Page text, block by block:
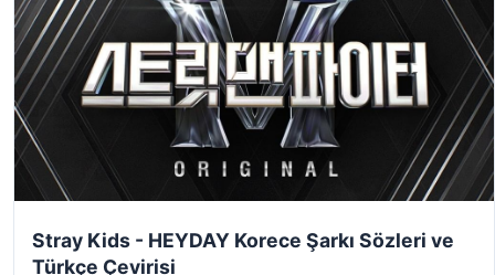
Stray Kids - HEYDAY Korece Şarkı Sözleri ve
Türkçe Çevirisi